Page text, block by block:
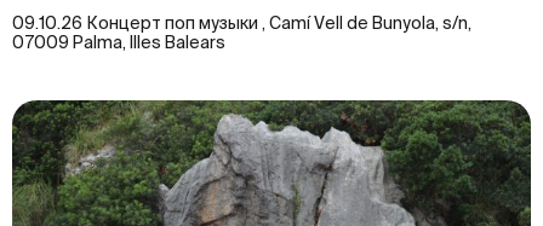
09.10.26 Концерт поп музыки , Camí Vell de Bunyola, s/n,
07009 Palma, Illes Balears